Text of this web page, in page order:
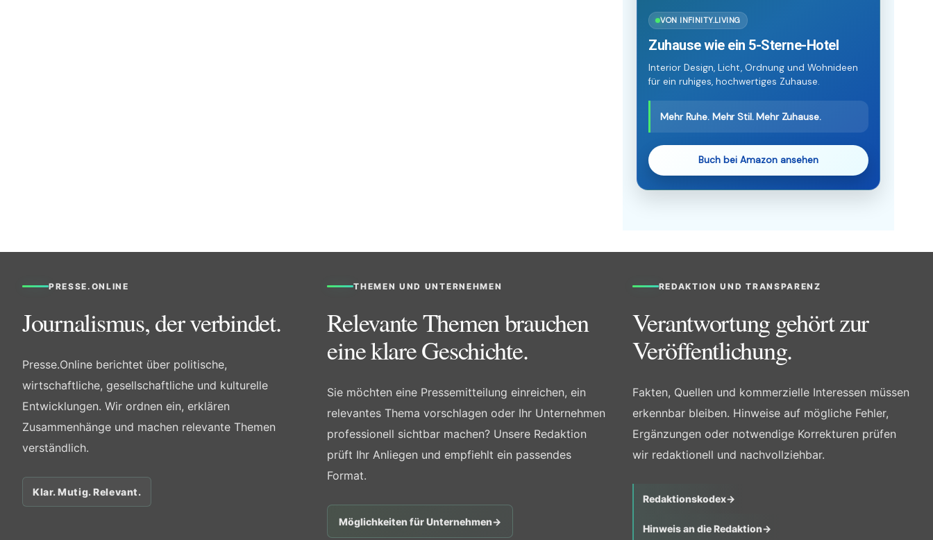
VON INFINITY.LIVING
Zuhause wie ein 5-Sterne-Hotel
Interior Design, Licht, Ordnung und Wohnideen
für ein ruhiges, hochwertiges Zuhause.
Mehr Ruhe. Mehr Stil. Mehr Zuhause.
Buch bei Amazon ansehen
PRESSE.ONLINE
Journalismus, der verbindet.
Presse.Online berichtet über politische,
wirtschaftliche, gesellschaftliche und kulturelle
Entwicklungen. Wir ordnen ein, erklären
Zusammenhänge und machen relevante Themen
verständlich.
Klar. Mutig. Relevant.
THEMEN UND UNTERNEHMEN
Relevante Themen brauchen
eine klare Geschichte.
Sie möchten eine Pressemitteilung einreichen, ein
relevantes Thema vorschlagen oder Ihr Unternehmen
professionell sichtbar machen? Unsere Redaktion
prüft Ihr Anliegen und empfiehlt ein passendes
Format.
Möglichkeiten für Unternehmen→
REDAKTION UND TRANSPARENZ
Verantwortung gehört zur
Veröffentlichung.
Fakten, Quellen und kommerzielle Interessen müssen
erkennbar bleiben. Hinweise auf mögliche Fehler,
Ergänzungen oder notwendige Korrekturen prüfen
wir redaktionell und nachvollziehbar.
Redaktionskodex→
Hinweis an die Redaktion→